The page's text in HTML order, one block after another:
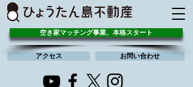
アクセス お問い合わせ
空き家マッチング事業、本格スタート